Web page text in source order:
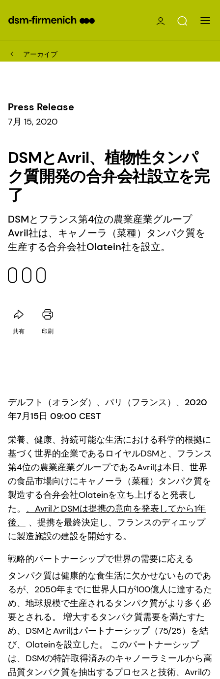
アーカイブ
Press Release
7月 15, 2020
DSMとAvril、植物性タンパ
ク質開発の合弁会社設立を完
了
DSMとフランス第4位の農業産業グループ
Avril社は、キャノーラ（菜種）タンパク質を
生産する合弁会社Olatein社を設立。
共有 印刷
デルフト（オランダ）、パリ（フランス）、2020
年7月15日 09:00 CEST
栄養、健康、持続可能な生活における科学的根拠に
基づく世界的企業であるロイヤルDSMと、フランス
第4位の農業産業グループであるAvrilは本日、世界
の食品市場向けにキャノーラ（菜種）タンパク質を
製造する合弁会社Olateinを立ち上げると発表し
た。
、AvrilとDSMは提携の意向を発表してから1年
後、
、提携を最終決定し、フランスのディエップ
に製造施設の建設を開始する。
戦略的パートナーシップで世界の需要に応える
タンパク質は健康的な食生活に欠かせないものであ
るが、2050年までに世界人口が100億人に達するた
め、地球規模で生産されるタンパク質がより多く必
要とされる。 増大するタンパク質需要を満たすた
め、DSMとAvrilはパートナーシップ（75/25）を結
び、Olateinを設立した。 このパートナーシップ
は、DSMの特許取得済みのキャノーラミールから高
品質タンパク質を抽出するプロセスと技術、Avrilの